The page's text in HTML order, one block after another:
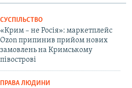
СУСПІЛЬСТВО
«Крим – не Росія»: маркетплейс
Ozon припинив прийом нових
замовлень на Кримському
півострові
ПРАВА ЛЮДИНИ